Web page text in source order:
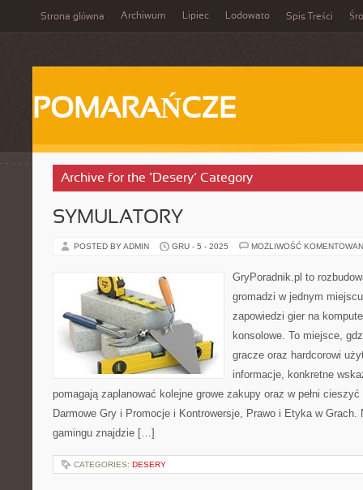
Strona główna Archiwum Lipiec Lodowato Spis Treści
POMARAŃCZE
Archive for the ‘Desery’ Category
SYMULATORY
POSTED BY ADMIN GRU - 5 - 2025 MOŻLIWOŚĆ
GryPoradnik.pl to
gromadzi w jednym
zapowiedzi gier na
konsolowe. To miejsce,
gracze oraz hardcorowi
informacje, konkretne
pomagają zaplanować kolejne growe zakupy oraz w pełni
Darmowe Gry i Promocje i Kontrowersje, Prawo i Etyka w
gamingu znajdzie […]
CATEGORIES: DESERY